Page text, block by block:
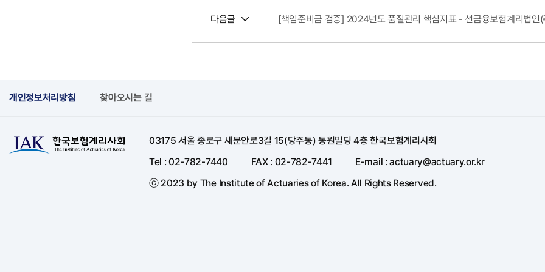
다음글 [책임준비금 검증] 2024년도 품질관리 핵심지표 - 선금융보험계리법인(
개인정보처리방침 찾아오시는 길
03175 서울 종로구 새문안로3길 15(당주동) 동원빌딩 4층 한국보험계리사회
Tel : 02-782-7440
FAX : 02-782-7441
E-mail : actuary@actuary.or.kr
ⓒ 2023 by The Institute of Actuaries of Korea. All Rights Reserved.